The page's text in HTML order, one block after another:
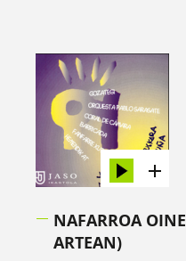
NAFARROA
ARTEAN)